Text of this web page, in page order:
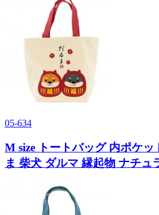
05-634
M size トートバッグ 内ポケ
ま 柴犬 ダルマ 縁起物 ナチュ